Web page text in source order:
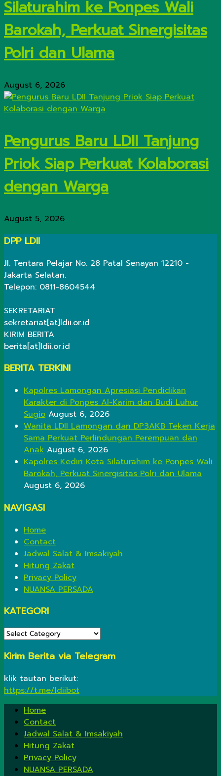
Silaturahim ke Ponpes Wali
Barokah, Perkuat Sinergisitas
Polri dan Ulama
August 6, 2026
Pengurus Baru LDII Tanjung
Priok Siap Perkuat Kolaborasi
dengan Warga
August 5, 2026
DPP LDII
Jl. Tentara Pelajar No. 28 Patal Senayan 12210 -
Jakarta Selatan.
Telepon: 0811-8604544
SEKRETARIAT
sekretariat[at]ldii.or.id
KIRIM BERITA
berita[at]ldii.or.id
BERITA TERKINI
Kapolres Lamongan Apresiasi Pendidikan
Karakter di Ponpes Al-Karim dan Budi Luhur
Sugio August 6, 2026
Wanita LDII Lamongan dan DP3AKB Teken Kerja
Sama Perkuat Perlindungan Perempuan dan
Anak August 6, 2026
Kapolres Kediri Kota Silaturahim ke Ponpes Wali
Barokah, Perkuat Sinergisitas Polri dan Ulama
August 6, 2026
NAVIGASI
Home
Contact
Jadwal Salat & Imsakiyah
Hitung Zakat
Privacy Policy
NUANSA PERSADA
KATEGORI
KATEGORI
Kirim Berita via Telegram
klik tautan berikut:
https://t.me/ldiibot
Home
Contact
Jadwal Salat & Imsakiyah
Hitung Zakat
Privacy Policy
NUANSA PERSADA